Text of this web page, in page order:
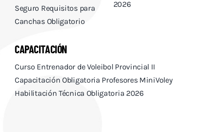
Seguro Requisitos para
Canchas Obligatorio
2026
CAPACITACIÓN
Curso Entrenador de Voleibol Provincial II
Capacitación Obligatoria Profesores MiniVoley
Habilitación Técnica Obligatoria 2026